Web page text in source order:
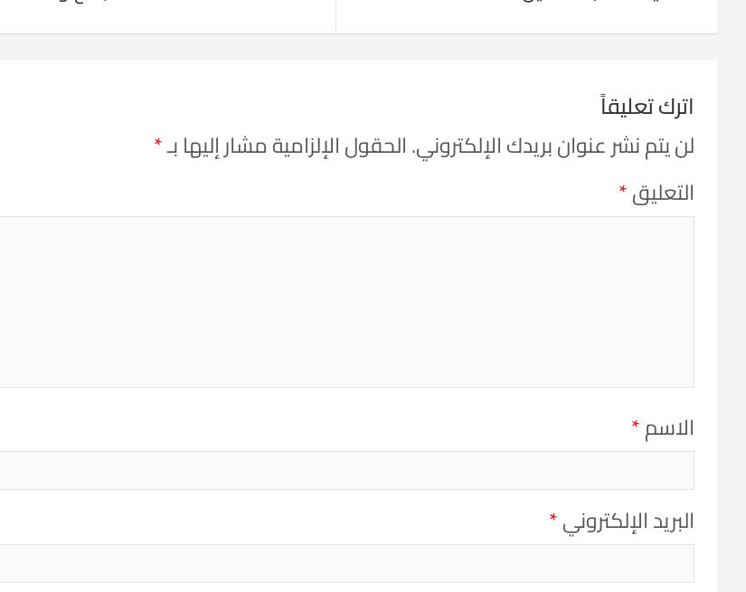
اترك تعليقاً
لن يتم نشر عنوان بريدك الإلكتروني.الحقول الإلزامية مشار إليها بـ*
التعليق*
الاسم*
البريد الإلكتروني*